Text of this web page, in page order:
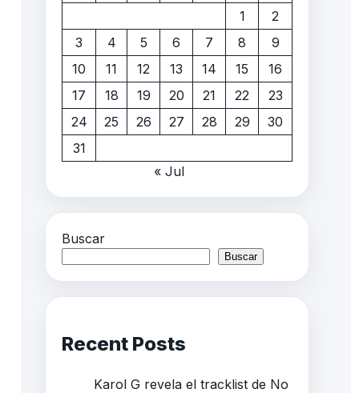
1
2
3
4 5 6 7 8
9
10
11 12 13 14 15
16
17
18 19 20 21 22
23
24
25 26 27 28 29
30
31
« Jul
Buscar
Buscar
Recent Posts
Karol G revela el tracklist de No